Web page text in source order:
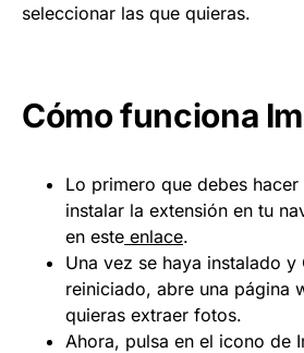
seleccionar las que quieras.
Cómo funciona
Lo primero que debes
instalar la extensión en tu
en este enlace.
Una vez se haya instalado y
reiniciado, abre una página
quieras extraer fotos.
Ahora, pulsa en el icono de